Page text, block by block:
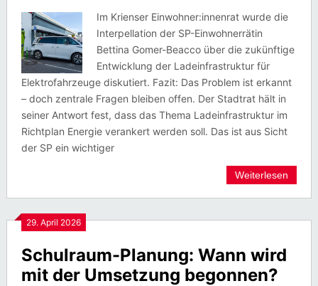
Im Krienser Einwohner:innenrat wurde die
Interpellation der SP-Einwohnerrätin
Bettina Gomer-Beacco über die zukünftige
Entwicklung der Ladeinfrastruktur für
Elektrofahrzeuge diskutiert. Fazit: Das Problem ist erkannt
– doch zentrale Fragen bleiben offen. Der Stadtrat hält in
seiner Antwort fest, dass das Thema Ladeinfrastruktur im
Richtplan Energie verankert werden soll. Das ist aus Sicht
der SP ein wichtiger
Weiterlesen
29. April 2026
Schulraum-Planung: Wann wird
mit der Umsetzung begonnen?